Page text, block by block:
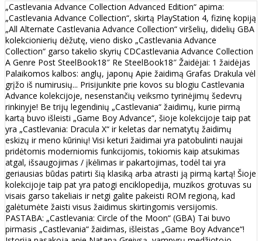
„Castlevania Advance Collection Advanced Edition“ apima:
„Castlevania Advance Collection“, skirtą PlayStation 4, fizinę kopiją
„All Alternate Castlevania Advance Collection“ viršelių, didelių GBA
kolekcionierių dėžutę, vieno disko „Castlevania Advance
Collection“ garso takelio skyrių CDCastlevania Advance Collection
A Genre Post SteelBook18″ Re SteelBook18″ Žaidėjai: 1 žaidėjas
Palaikomos kalbos: anglų, japonų Apie žaidimą Grafas Drakula vėl
grįžo iš numirusių... Prisijunkite prie kovos su blogiu Castlevania
Advance kolekcijoje, nesenstančių veiksmo tyrinėjimų šedevrų
rinkinyje! Be trijų legendinių „Castlevania“ žaidimų, kurie pirmą
kartą buvo išleisti „Game Boy Advance“, šioje kolekcijoje taip pat
yra „Castlevania: Dracula X“ ir keletas dar nematytų žaidimų
eskizų ir meno kūrinių! Visi keturi žaidimai yra patobulinti naujai
pridėtomis moderniomis funkcijomis, tokiomis kaip atsukimas
atgal, išsaugojimas / įkėlimas ir pakartojimas, todėl tai yra
geriausias būdas patirti šią klasiką arba atrasti ją pirmą kartą! Šioje
kolekcijoje taip pat yra patogi enciklopedija, muzikos grotuvas su
visais garso takeliais ir netgi galite pakeisti ROM regioną, kad
galėtumėte žaisti visus žaidimus skirtingomis versijomis.
PASTABA: „Castlevania: Circle of the Moon“ (GBA) Tai buvo
pirmasis „Castlevania“ žaidimas, išleistas „Game Boy Advance“!